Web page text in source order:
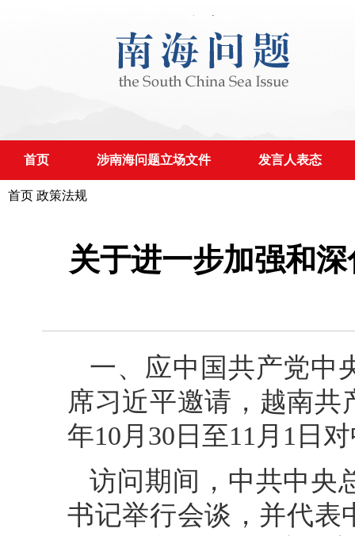
首页 涉南海问题立场文件 发言人表态
首页 政策法规
关于进一步加强和
一、应中国共产党中
席习近平邀请，越南共
年10月30日至11月1日
访问期间，中共中央
书记举行会谈，并代表